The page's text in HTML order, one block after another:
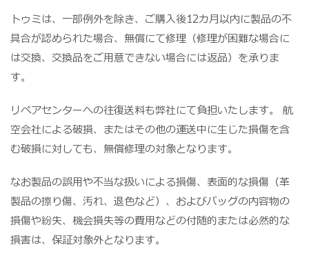
トゥミは、一部例外を除き、ご購入後12カ月以内に製品の不
具合が認められた場合、無償にて修理（修理が困難な場合に
は交換、交換品をご用意できない場合には返品）を承りま
す。
リペアセンターへの往復送料も弊社にて負担いたします。 航
空会社による破損、またはその他の運送中に生じた損傷を含
む破損に対しても、無償修理の対象となります。
なお製品の誤用や不当な扱いによる損傷、表面的な損傷（革
製品の擦り傷、汚れ、退色など）、およびバッグの内容物の
損傷や紛失、機会損失等の費用などの付随的または必然的な
損害は、保証対象外となります。